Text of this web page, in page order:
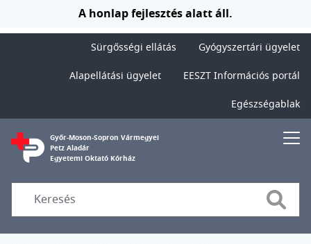
Ugrás a tartalomraA honlap fejlesztés alatt áll.
Sürgősségi ellátás
Gyógyszertári ügyelet
Alapellátási ügyelet
EESZT Információs portál
Egészségablak
Győr-Moson-Sopron Vármegyei
Petz Aladár
Egyetemi Oktató Kórház
Search